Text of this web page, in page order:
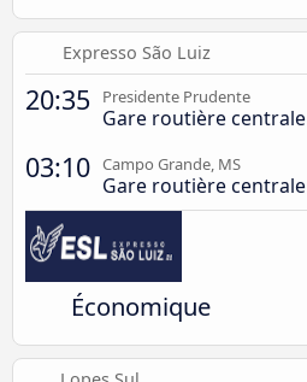
Expresso São Luiz
20:35 Presidente Prudente
Gare routière centrale
03:10 Campo Grande, MS
Gare routière centrale
Économique